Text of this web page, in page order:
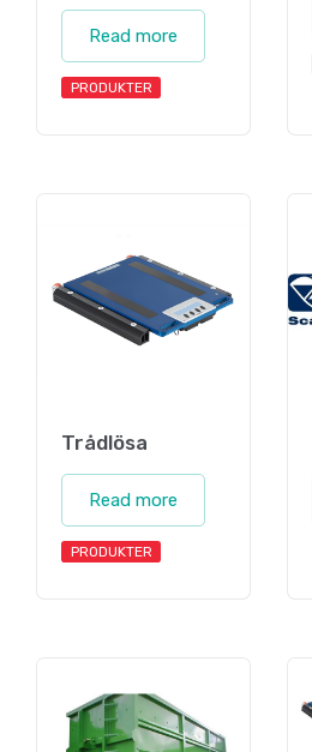
Read more
PRODUKTER
Trådlösa
Read more
PRODUKTER